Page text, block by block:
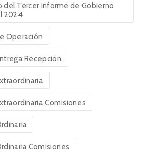
del Tercer Informe de Gobierno
2024
Operación
Recepción
Comisiones
Comisiones